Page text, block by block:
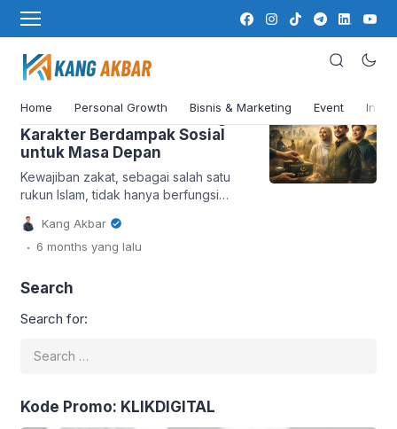
Home Personal Growth Bisnis & Marketing Event
Spiritual Growth
ketenangan batin.
Zakat dan Gen Z: Membangun
Karakter Berdampak Sosial
untuk Masa Depan
Kewajiban zakat, sebagai salah satu
rukun Islam, tidak hanya berfungsi
fundamental dalam membangun
kesejahteraan sosial. Di tengah
Generasi Z (Gen Z) menjadi semakin
perintah agama tetapi juga membentuk
positif atau impactful personality bagi
Kang Akbar
. 6 months yang lalu
Search
Search for:
Kode Promo: KLIKDIGITAL